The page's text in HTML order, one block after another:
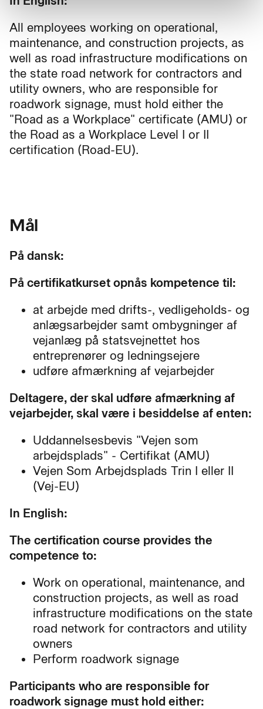
All employees working on operational,
maintenance, and construction projects, as
well as road infrastructure modifications on
the state road network for contractors and
utility owners, who are responsible for
roadwork signage, must hold either the
"Road as a Workplace" certificate (AMU) or
the Road as a Workplace Level I or II
certification (Road-EU).
Mål
På dansk:
På certifikatkurset opnås kompetence til:
at arbejde med drifts-, vedligeholds- og
anlægsarbejder samt ombygninger af
vejanlæg på statsvejnettet hos
entreprenører og ledningsejere
udføre afmærkning af vejarbejder
Deltagere, der skal udføre afmærkning af
vejarbejder, skal være i besiddelse af enten:
Uddannelsesbevis "Vejen som
arbejdsplads" - Certifikat (AMU)
Vejen Som Arbejdsplads Trin I eller II
(Vej-EU)
In English:
The certification course provides the
competence to:
Work on operational, maintenance, and
construction projects, as well as road
infrastructure modifications on the state
road network for contractors and utility
owners
Perform roadwork signage
Participants who are responsible for
roadwork signage must hold either: